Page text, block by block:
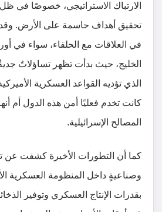
الارتباك الاستراتيجي، خصوصًا في
تحقيق أهداف حاسمة على الأرض. وقد
في العلاقات مع الحلفاء، سواء في
الخليج، حيث بدأت تظهر تساؤلاتٌ
الذي تؤديه القواعد العسكرية
كانت تخدم فعليًا أمن هذه الدول أم
المصالح الإسرائيلية.
كما أن التطورات الأخيرة كشفت عن
وصناعيةٍ داخل المنظومة العسكرية
بقدرات الإنتاج العسكري وتوفير